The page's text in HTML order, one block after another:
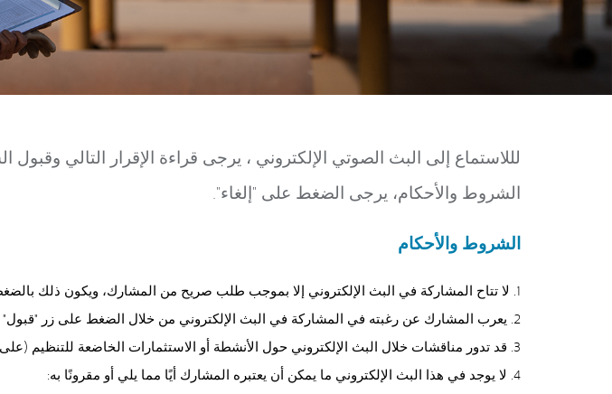
لللاستماع إلى البث الصوتي الإلكتروني ، يرجى قراءة الإقرار التالي
الشروط والأحكام، يرجى الضغط على "إلغاء".
الشروط والأحكام
1. لا تتاح المشاركة في البث الإلكتروني إلا بموجب طلب صريح من المشارك، ويكون ذلك بالضغط على زر "قبول" ادناه.
2. يعرب المشارك عن رغبته في المشاركة في البث الإلكتروني من خلال الضغط على زر "قبول" ادناه.
3. قد تدور مناقشات خلال البث الإلكتروني حول الأنشطة أو الاستثمارات الخاضعة للتنظيم (على النحو المحدد في قانون الخدمات والأسواق المالية لعام 2000 بالمملكة المتحدة).
4. لا يوجد في هذا البث الإلكتروني ما يمكن أن يعتبره المشارك أيًا مما يلي أو مقرونًا به: